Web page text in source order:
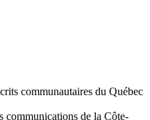
communautaires du Québec
communications de la Côte-